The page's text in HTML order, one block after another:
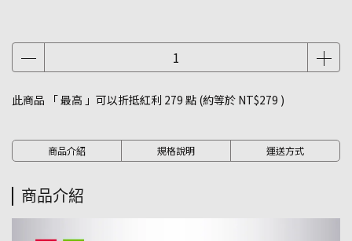
此商品 「 最高 」可以折抵紅利 279 點 (約等於 NT$279 )
商品介紹 規格說明 運送方式
商品介紹